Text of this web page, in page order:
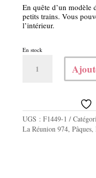
En quête d’un
petits trains. Vous
l’intérieur.
En stock
dragées
rose
UGS : F1449-1
La Réunion 974, Pâques,